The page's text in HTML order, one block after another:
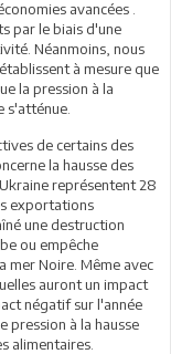
avancées .
par le biais d'une
Néanmoins, nous
à mesure que
la pression à la
s'atténue.
de certains des
la hausse des
représentent 28
exportations
une destruction
ou empêche
mer Noire. Même avec
auront un impact
négatif sur l'année
pression à la hausse
alimentaires.